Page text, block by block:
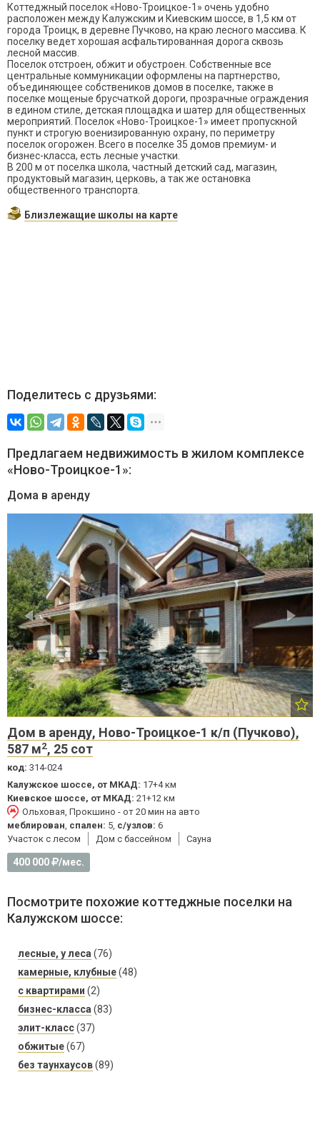
Коттеджный поселок «Ново-Троицкое-1» очень удобно
расположен между Калужским и Киевским шоссе, в 1,5 км от
города Троицк, в деревне Пучково, на краю лесного массива. К
поселку ведет хорошая асфальтированная дорога сквозь
лесной массив.
Поселок отстроен, обжит и обустроен. Собственные все
центральные коммуникации оформлены на партнерство,
объединяющее собствеников домов в поселке, также в
поселке мощеные брусчаткой дороги, прозрачные ограждения
в едином стиле, детская площадка и шатер для общественных
мероприятий. Поселок «Ново-Троицкое-1» имеет пропускной
пункт и строгую военизированную охрану, по периметру
поселок огорожен. Всего в поселке 35 домов премиум- и
бизнес-класса, есть лесные участки.
В 200 м от поселка школа, частный детский сад, магазин,
продуктовый магазин, церковь, а так же остановка
общественного транспорта.
Близлежащие школы на карте
Поделитесь с друзьями:
Предлагаем недвижимость в жилом комплексе
«Ново-Троицкое-1»:
Дома в аренду
Дом в аренду, Ново-Троицкое-1 к/п (Пучково),
587 м2, 25 сот
код: 314-024
Калужское шоссе, от МКАД: 17+4 км
Киевское шоссе, от МКАД: 21+12 км
Ольховая, Прокшино - от 20 мин на авто
меблирован, спален: 5, с/узлов: 6
Участок с лесом
Дом с бассейном Cауна
400 000 /мес.
Посмотрите похожие коттеджные поселки на
Калужском шоссе:
лесные, у леса (76)
камерные, клубные(48)
с квартирами (2)
бизнес-класса (83)
элит-класс(37)
обжитые(67)
без таунхаусов(89)